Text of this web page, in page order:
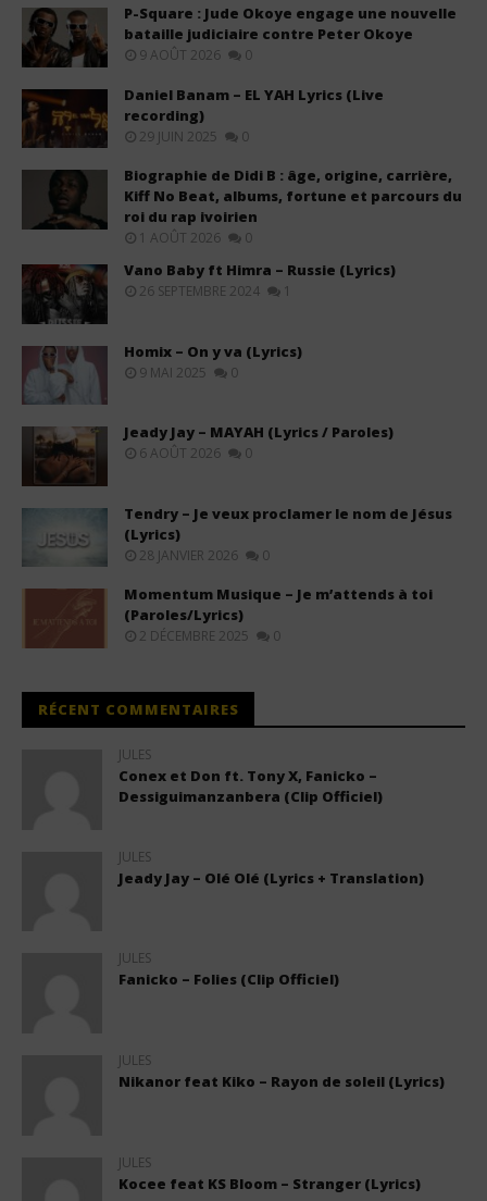
P-Square : Jude Okoye engage une nouvelle
bataille judiciaire contre Peter Okoye
9 AOÛT 2026 0
Daniel Banam – EL YAH Lyrics (Live
recording)
29 JUIN 2025 0
Biographie de Didi B : âge, origine, carrière,
Kiff No Beat, albums, fortune et parcours du
roi du rap ivoirien
1 AOÛT 2026 0
Vano Baby ft Himra – Russie (Lyrics)
26 SEPTEMBRE 2024 1
Homix – On y va (Lyrics)
9 MAI 2025 0
Jeady Jay – MAYAH (Lyrics / Paroles)
6 AOÛT 2026 0
Tendry – Je veux proclamer le nom de Jésus
(Lyrics)
28 JANVIER 2026 0
Momentum Musique – Je m’attends à toi
(Paroles/Lyrics)
2 DÉCEMBRE 2025 0
RÉCENT COMMENTAIRES
JULES
Conex et Don ft. Tony X, Fanicko –
Dessiguimanzanbera (Clip Officiel)
JULES
Jeady Jay – Olé Olé (Lyrics + Translation)
JULES
Fanicko – Folies (Clip Officiel)
JULES
Nikanor feat Kiko – Rayon de soleil (Lyrics)
JULES
Kocee feat KS Bloom – Stranger (Lyrics)